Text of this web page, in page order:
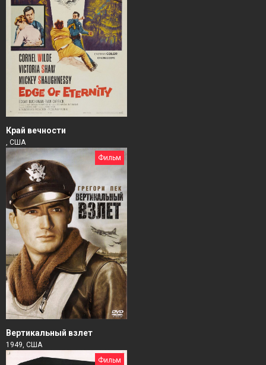
Край вечности
, США
Фильм
Вертикальный взлет
1949, США
Фильм